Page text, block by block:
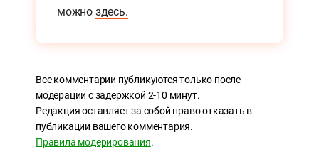
можно здесь.
Все комментарии публикуются только после
модерации с задержкой 2-10 минут.
Редакция оставляет за собой право отказать в
публикации вашего комментария.
Правила модерирования.